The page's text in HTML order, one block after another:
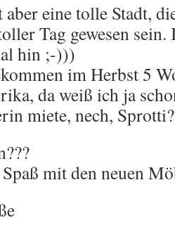
aber eine tolle Stadt,
Tag gewesen
hin ;-)))
im Herbst 5
da weiß ich ja
miete, nech,
mit den neuen